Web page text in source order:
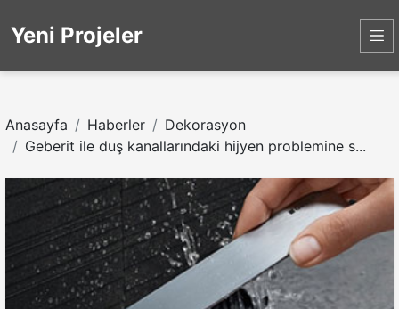
Yeni Projeler
Anasayfa Haberler
Dekorasyon
Geberit ile duş kanallarındaki hijyen problemine s...